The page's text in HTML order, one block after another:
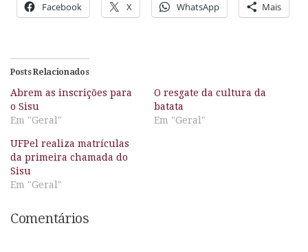
Facebook X WhatsApp Mais
Posts Relacionados
Abrem as inscrições para
o Sisu
Em "Geral"
O resgate da cultura da
batata
Em "Geral"
UFPel realiza matrículas
da primeira chamada do
Sisu
Em "Geral"
Comentários